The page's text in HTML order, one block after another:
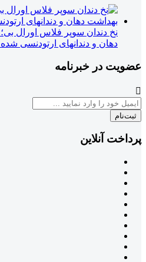
نخ دندان سوپر فلاس اورال
دهان و دندانهای ارتودنسی شده
عضویت در خبرنامه
ثبت‌نام
پرداخت آنلاین